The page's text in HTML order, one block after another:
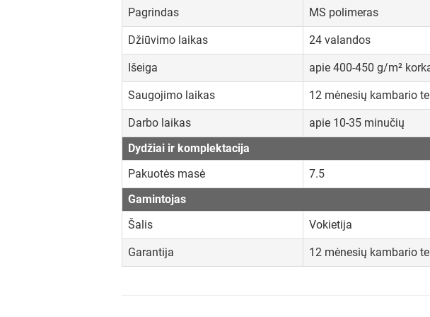
Pagrindas MS polimeras
Džiūvimo laikas 24 valandos
Išeiga apie 400-450 g/m²
Saugojimo laikas 12 mėnesių kambario
Darbo laikas
apie 10-35 minučių
Dydžiai ir komplektacija
Pakuotės masė
7.5
Gamintojas
Šalis
Vokietija
Garantija 12 mėnesių kambario